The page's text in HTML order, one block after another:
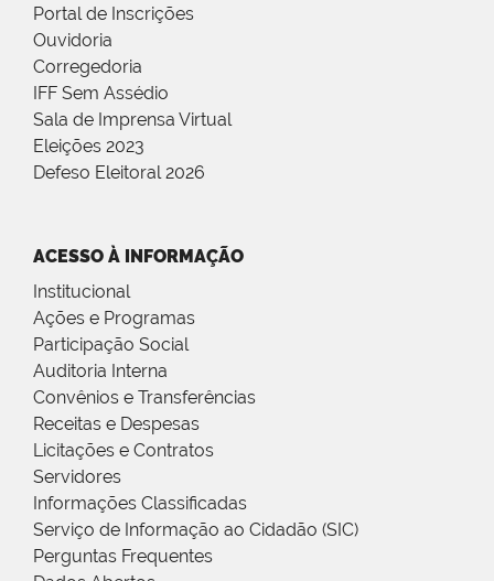
Portal de Inscrições
Ouvidoria
Corregedoria
IFF Sem Assédio
Sala de Imprensa Virtual
Eleições 2023
Defeso Eleitoral 2026
ACESSO À INFORMAÇÃO
Institucional
Ações e Programas
Participação Social
Auditoria Interna
Convênios e Transferências
Receitas e Despesas
Licitações e Contratos
Servidores
Informações Classificadas
Serviço de Informação ao Cidadão (SIC)
Perguntas Frequentes